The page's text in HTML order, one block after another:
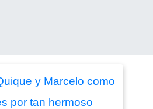
y Marcelo como
por tan hermoso